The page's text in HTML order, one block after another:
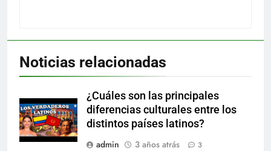
Noticias relacionadas
¿Cuáles son las principales
diferencias culturales entre los
distintos países latinos?
admin
3 años atrás 3